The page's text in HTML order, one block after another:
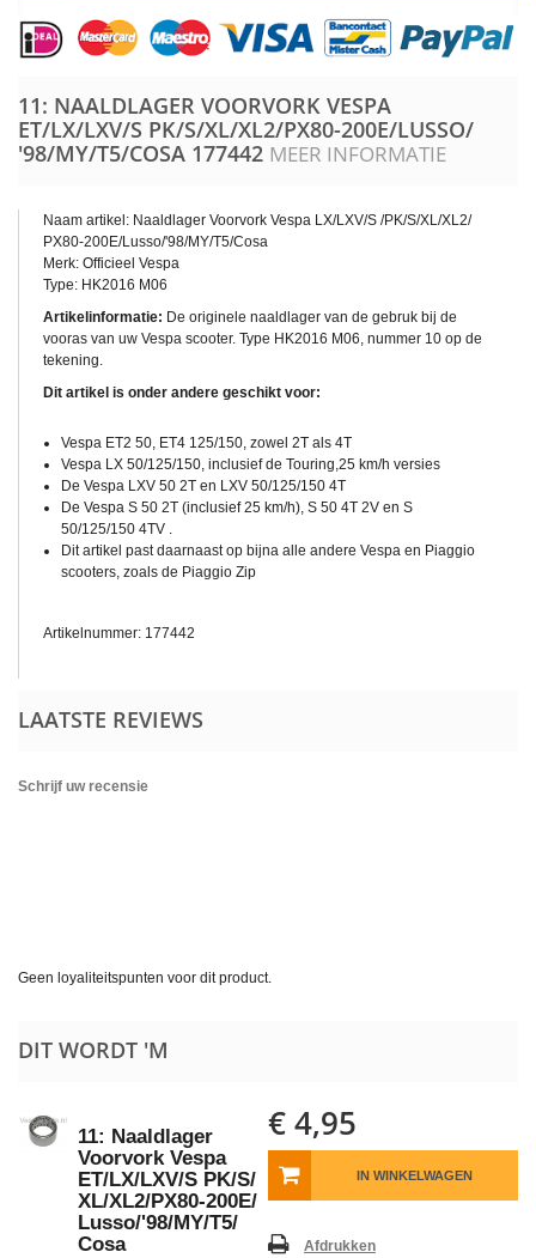
11: NAALDLAGER VOORVORK VESPA
ET/LX/LXV/S PK/​S/​XL/​XL2/​PX80-200E/​LUSSO/​
'98/​MY/​T5/​COSA 177442 MEER INFORMATIE
Naam artikel: Naaldlager Voorvork Vespa LX/LXV/S /PK/​S/​XL/​XL2/​
PX80-200E/​Lusso/​'98/​MY/​T5/​Cosa
Merk: Officieel Vespa
Type: HK2016 M06
Artikelinformatie: De originele naaldlager van de gebruk bij de
vooras van uw Vespa scooter. Type HK2016 M06, nummer 10 op de
tekening.
Dit artikel is onder andere geschikt voor:
Vespa ET2 50, ET4 125/150, zowel 2T als 4T
Vespa LX 50/125/150, inclusief de Touring,25 km/h versies
De Vespa LXV 50 2T en LXV 50/125/150 4T
De Vespa S 50 2T (inclusief 25 km/h), S 50 4T 2V en S
50/125/150 4TV .
Dit artikel past daarnaast op bijna alle andere Vespa en Piaggio
scooters, zoals de Piaggio Zip
Artikelnummer: 177442
LAATSTE REVIEWS
Schrijf uw recensie
Geen loyaliteitspunten voor dit product.
DIT WORDT 'M
11: Naaldlager
Voorvork Vespa
ET/LX/LXV/S PK/​S/​
XL/​XL2/​PX80-200E/​
Lusso/​'98/​MY/​T5/​
Cosa
€ 4,95
IN WINKELWAGEN
Afdrukken